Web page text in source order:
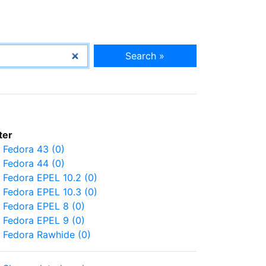
Search »
Fedora 43 (0)
Fedora 44 (0)
Fedora EPEL 10.2 (0)
Fedora EPEL 10.3 (0)
Fedora EPEL 8 (0)
Fedora EPEL 9 (0)
Fedora Rawhide (0)